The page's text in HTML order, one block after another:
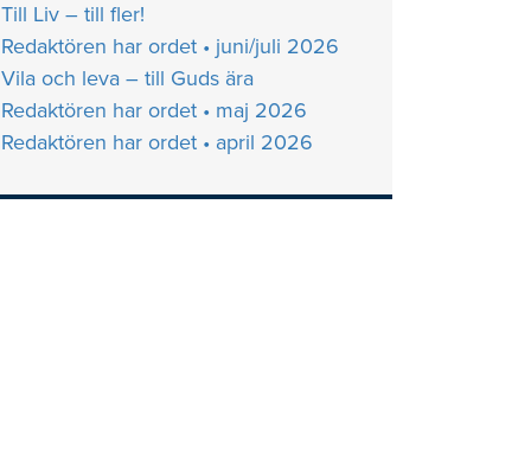
Till Liv – till fler!
Redaktören har ordet • juni/juli 2026
Vila och leva – till Guds ära
Redaktören har ordet • maj 2026
Redaktören har ordet • april 2026